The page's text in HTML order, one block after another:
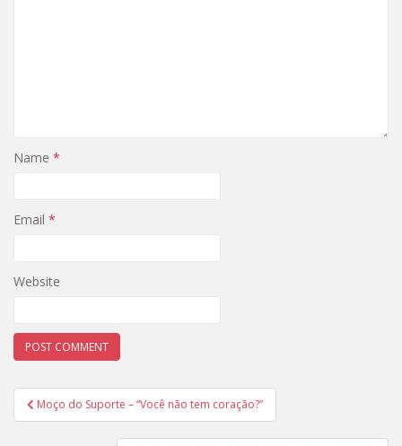
Name *
Email *
Website
Post
navigation
Moço do Suporte – “Você não tem coração?”